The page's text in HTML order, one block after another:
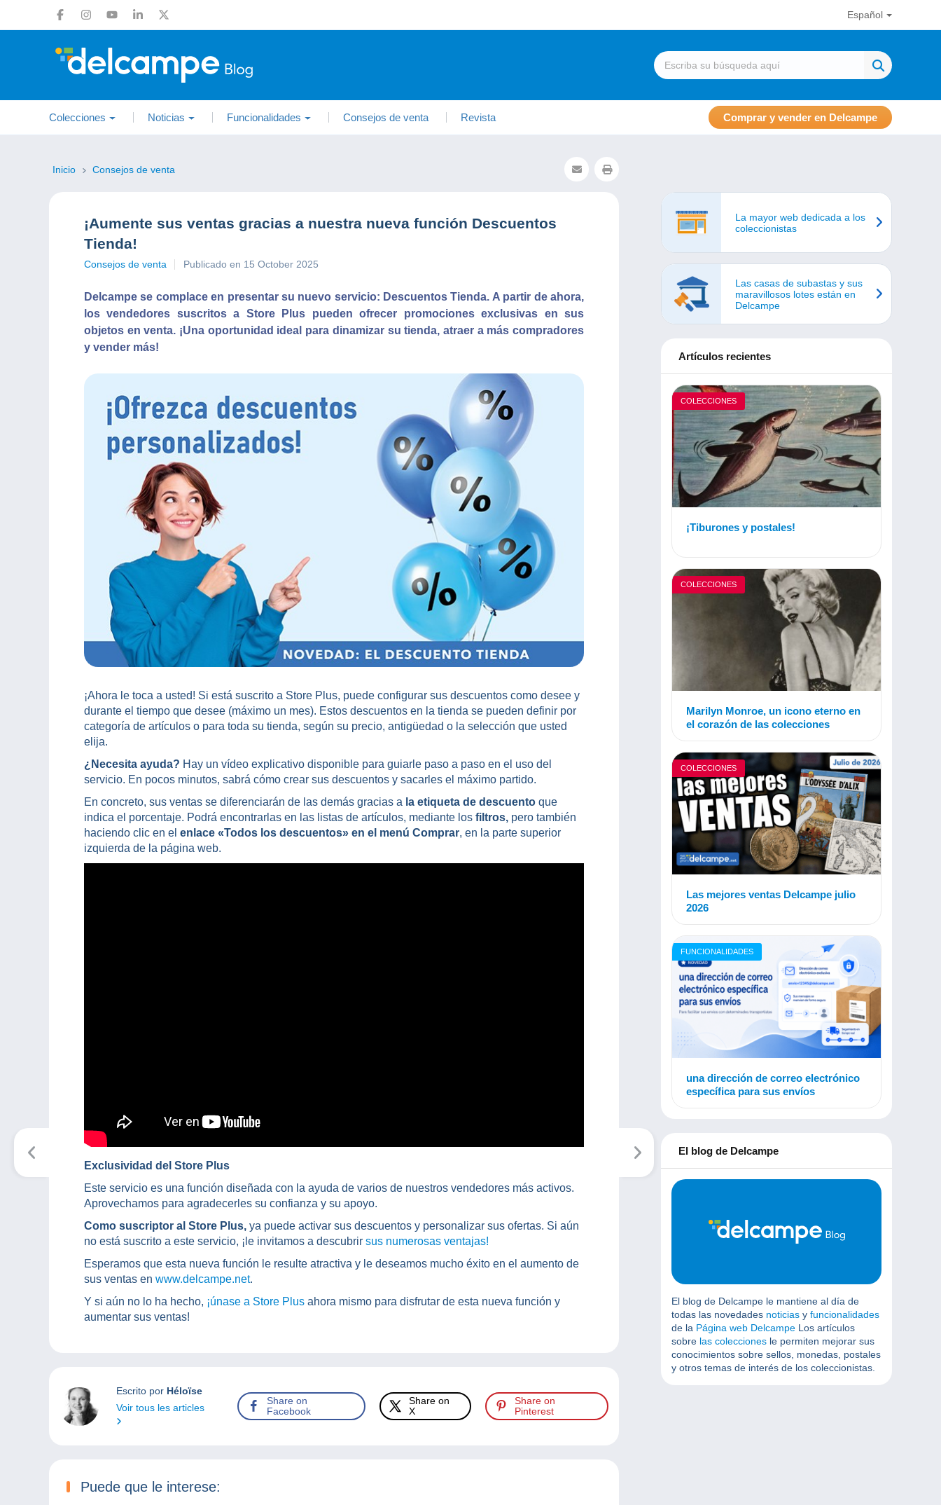
Español
Colecciones Noticias Funcionalidades Consejos de venta Revista Comprar y vender en Delcampe
Inicio Consejos de venta
¡Aumente sus ventas gracias a nuestra nueva función Descuentos
Tienda!
Consejos de venta Publicado en 15 October 2025
Delcampe se complace en presentar su nuevo servicio: Descuentos Tienda. A partir de ahora,
los vendedores suscritos a Store Plus pueden ofrecer promociones exclusivas en sus
objetos en venta. ¡Una oportunidad ideal para dinamizar su tienda, atraer a más compradores
y vender más!
¡Ahora le toca a usted! Si está suscrito a Store Plus, puede configurar sus descuentos como desee y
durante el tiempo que desee (máximo un mes). Estos descuentos en la tienda se pueden definir por
categoría de artículos o para toda su tienda, según su precio, antigüedad o la selección que usted
elija.
¿Necesita ayuda? Hay un vídeo explicativo disponible para guiarle paso a paso en el uso del
servicio. En pocos minutos, sabrá cómo crear sus descuentos y sacarles el máximo partido.
En concreto, sus ventas se diferenciarán de las demás gracias a la etiqueta de descuento que
indica el porcentaje. Podrá encontrarlas en las listas de artículos, mediante los filtros, pero también
haciendo clic en el enlace «Todos los descuentos» en el menú Comprar, en la parte superior
izquierda de la página web.
Exclusividad del Store Plus
Este servicio es una función diseñada con la ayuda de varios de nuestros vendedores más activos.
Aprovechamos para agradecerles su confianza y su apoyo.
Como suscriptor al Store Plus, ya puede activar sus descuentos y personalizar sus ofertas. Si aún
no está suscrito a este servicio, ¡le invitamos a descubrir sus numerosas ventajas!
Esperamos que esta nueva función le resulte atractiva y le deseamos mucho éxito en el aumento de
sus ventas en www.delcampe.net.
Y si aún no lo ha hecho, ¡únase a Store Plus ahora mismo para disfrutar de esta nueva función y
aumentar sus ventas!
Escrito por Héloïse
Voir tous les articles
Share on
Facebook
Share on
X
Share on
Pinterest
Puede que le interese:
La mayor web dedicada a los
coleccionistas
Las casas de subastas y sus
maravillosos lotes están en
Delcampe
Artículos recientes
COLECCIONES
¡Tiburones y postales!
COLECCIONES
Marilyn Monroe, un icono eterno en
el corazón de las colecciones
COLECCIONES
Las mejores ventas Delcampe julio
2026
FUNCIONALIDADES
una dirección de correo electrónico
específica para sus envíos
El blog de Delcampe
El blog de Delcampe le mantiene al día de
todas las novedades noticias y funcionalidades
de la Página web Delcampe Los artículos
sobre las colecciones le permiten mejorar sus
conocimientos sobre sellos, monedas, postales
y otros temas de interés de los coleccionistas.